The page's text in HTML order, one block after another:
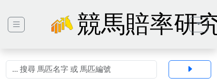
競馬賠率研